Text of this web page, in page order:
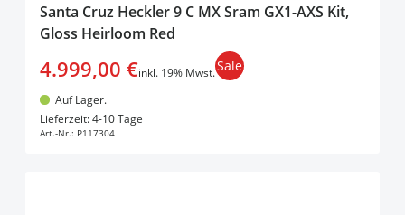
Santa Cruz Heckler 9 C MX Sram GX1-AXS Kit,
Gloss Heirloom Red
4.999,00 €inkl. 19% Mwst.Sale
Auf Lager.
Lieferzeit: 4-10 Tage
Art.-Nr.: P117304